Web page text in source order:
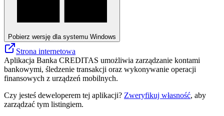
Pobierz wersję dla systemu Windows
Strona internetowa
Aplikacja Banka CREDITAS umożliwia zarządzanie kontami
bankowymi, śledzenie transakcji oraz wykonywanie operacji
finansowych z urządzeń mobilnych.
Czy jesteś deweloperem tej aplikacji? Zweryfikuj własność, aby
zarządzać tym listingiem.